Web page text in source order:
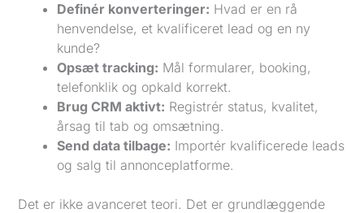
Definér konverteringer: Hvad er en rå
henvendelse, et kvalificeret lead og en ny
kunde?
Opsæt tracking: Mål formularer, booking,
telefonklik og opkald korrekt.
Brug CRM aktivt: Registrér status, kvalitet,
årsag til tab og omsætning.
Send data tilbage: Importér kvalificerede leads
og salg til annonceplatforme.
Det er ikke avanceret teori. Det er grundlæggende